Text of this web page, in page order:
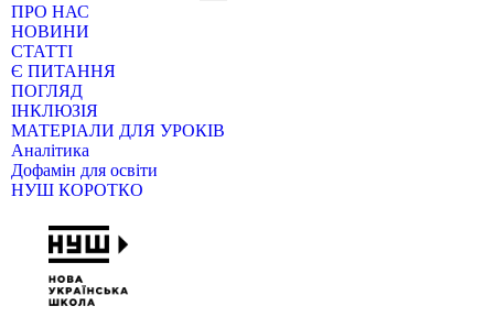
ПРО НАС
НОВИНИ
СТАТТІ
Є ПИТАННЯ
ПОГЛЯД
ІНКЛЮЗІЯ
МАТЕРІАЛИ ДЛЯ УРОКІВ
Аналітика
Дофамін для освіти
НУШ КОРОТКО